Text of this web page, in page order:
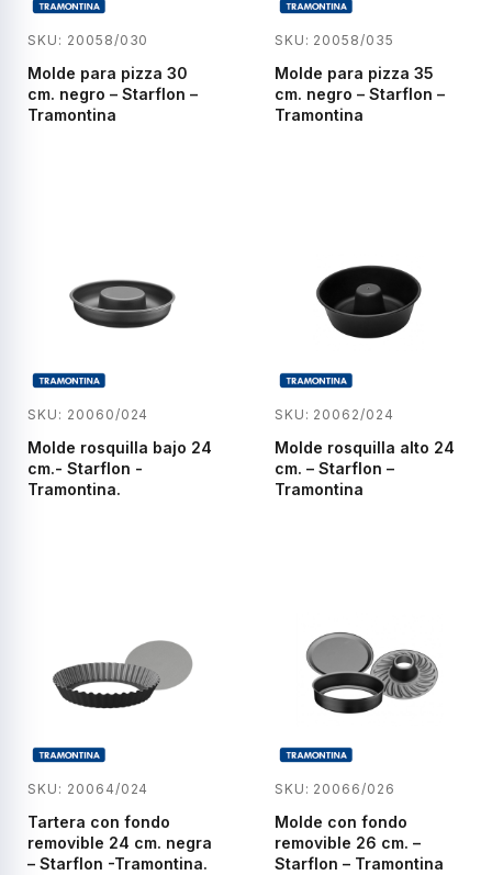
SKU: 20058/030
Molde para pizza 30
cm. negro – Starflon –
Tramontina
SKU: 20058/035
Molde para pizza 35
cm. negro – Starflon –
Tramontina
SKU: 20060/024
Molde rosquilla bajo 24
cm.- Starflon -
Tramontina.
SKU: 20062/024
Molde rosquilla alto 24
cm. – Starflon –
Tramontina
SKU: 20064/024
Tartera con fondo
removible 24 cm. negra
– Starflon -Tramontina.
SKU: 20066/026
Molde con fondo
removible 26 cm. –
Starflon – Tramontina